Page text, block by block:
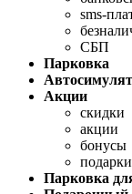
sms-
СБП
Парковка
Акции
скидки
акции
бонусы
подарки
Парковка